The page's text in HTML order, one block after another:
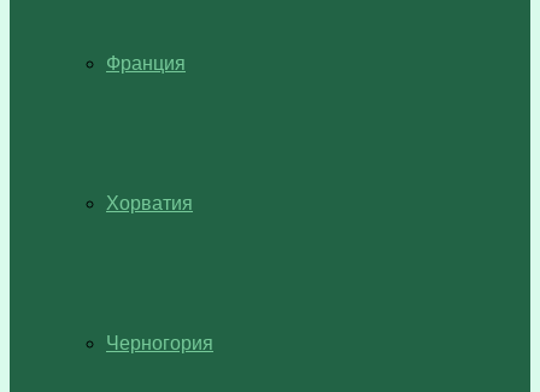
Франция
Хорватия
Черногория